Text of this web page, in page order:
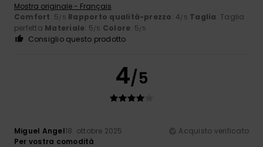
Mostra originale - Français
Comfort: 5/5 Rapporto qualità-prezzo: 4/5 Taglia: Taglia
perfetta Materiale: 5/5 Colore: 5/5
Consiglio questo prodotto
4/5
Miguel Angel18. ottobre 2025
Acquisto verificato
Per vostra comodità